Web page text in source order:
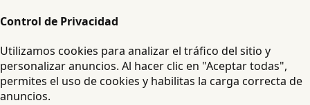
Control de Privacidad
Utilizamos cookies para analizar el tráfico del sitio y
personalizar anuncios. Al hacer clic en "Aceptar todas",
permites el uso de cookies y habilitas la carga correcta de
anuncios.